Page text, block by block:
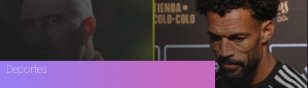
Deportes